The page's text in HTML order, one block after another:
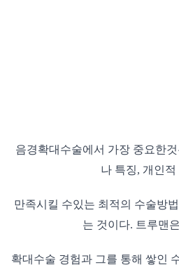
음경확대수술에서 가장 중요한
나 특징, 개인적
만족시킬 수있는 최적의 수술방
는 것이다. 트루맨
확대수술 경험과 그를 통해 쌓인